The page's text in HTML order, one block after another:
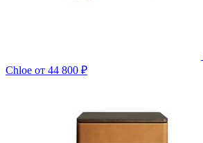
Chloe от 44 800 ₽